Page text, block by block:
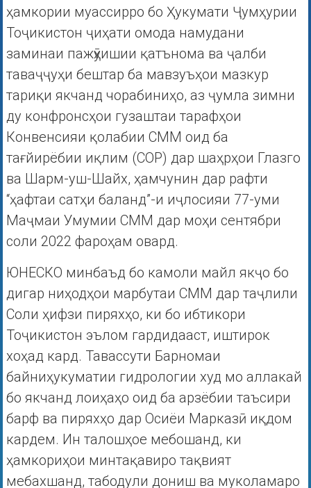
ҳамкории муассирро бо Ҳукумати Ҷумҳурии
Тоҷикистон ҷиҳати омода намудани
заминаи пажӯҳишии қатънома ва ҷалби
таваҷҷуҳи бештар ба мавзуъҳои мазкур
тариқи якчанд чорабиниҳо, аз ҷумла зимни
ду конфронсҳои гузаштаи тарафҳои
Конвенсияи қолабии СММ оид ба
тағйирёбии иқлим (COP) дар шаҳрҳои Глазго
ва Шарм-уш-Шайх, ҳамчунин дар рафти
“ҳафтаи сатҳи баланд”-и иҷлосияи 77-уми
Маҷмаи Умумии СММ дар моҳи сентябри
соли 2022 фароҳам овард.
ЮНЕСКО минбаъд бо камоли майл якҷо бо
дигар ниҳодҳои марбутаи СММ дар таҷлили
Соли ҳифзи пиряхҳо, ки бо ибтикори
Тоҷикистон эълом гардидааст, иштирок
хоҳад кард. Тавассути Барномаи
байниҳукуматии гидрологии худ мо аллакай
бо якчанд лоиҳаҳо оид ба арзёбии таъсири
барф ва пиряхҳо дар Осиёи Марказӣ иқдом
кардем. Ин талошҳое мебошанд, ки
ҳамкориҳои минтақавиро тақвият
мебахшанд, табодули дониш ва муколамаро